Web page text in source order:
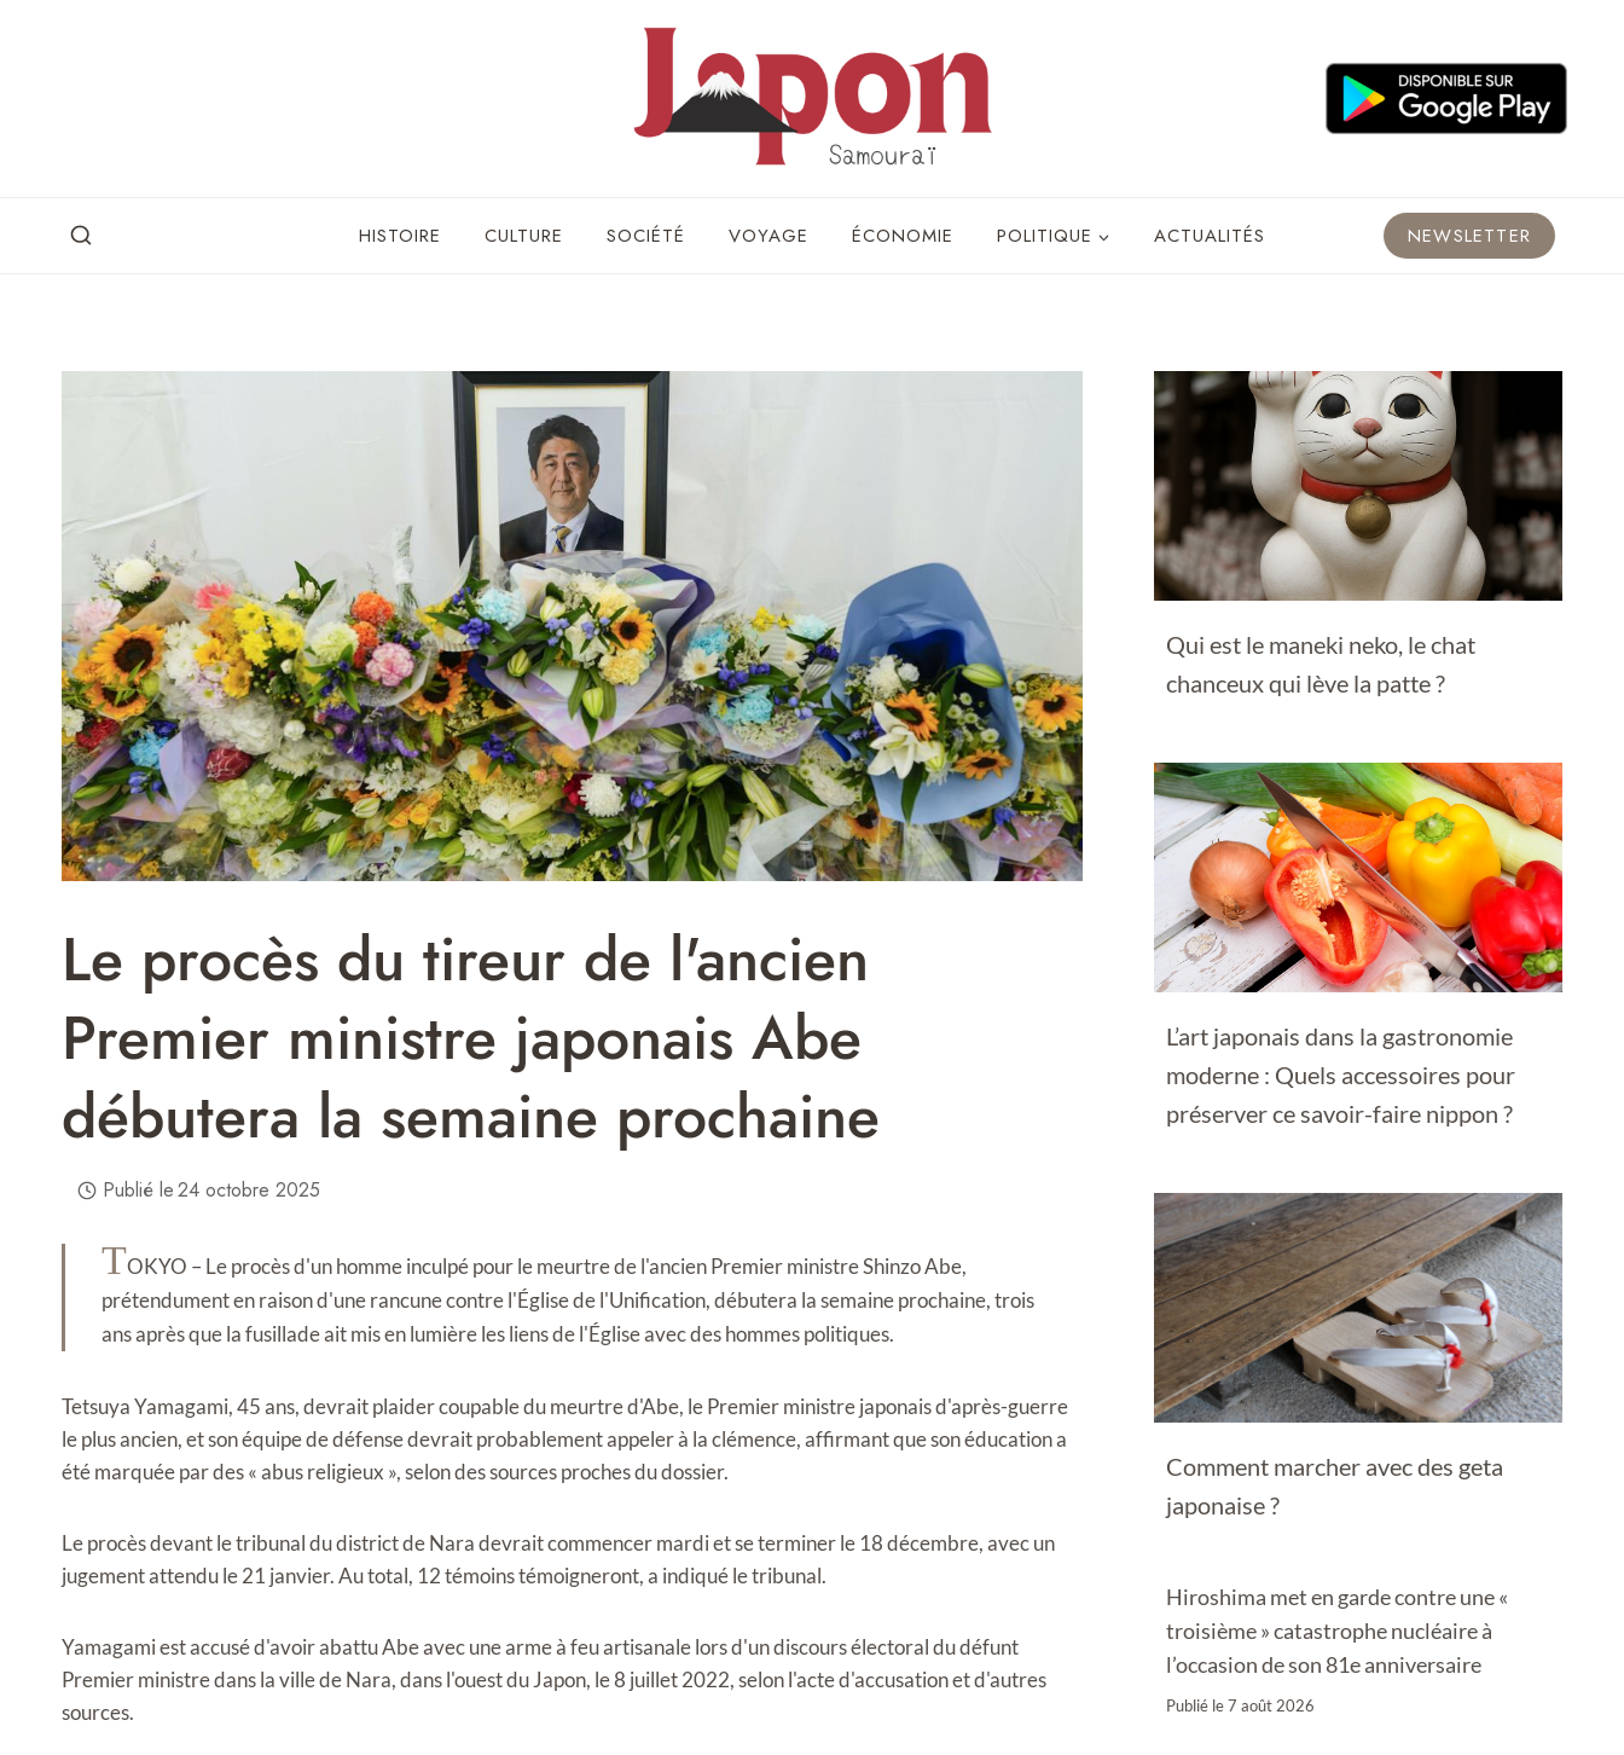
HISTOIRE CULTURE SOCIÉTÉ VOYAGE ÉCONOMIE POLITIQUE ACTUALITÉS NEWSLETTER
Le procès du tireur de l'ancien
Premier ministre japonais Abe
débutera la semaine prochaine
Publié le24 octobre 2025
TOKYO – Le procès d'un homme inculpé pour le meurtre de l'ancien Premier ministre Shinzo Abe,
prétendument en raison d'une rancune contre l'Église de l'Unification, débutera la semaine prochaine, trois
ans après que la fusillade ait mis en lumière les liens de l'Église avec des hommes politiques.
Tetsuya Yamagami, 45 ans, devrait plaider coupable du meurtre d'Abe, le Premier ministre japonais d'après-guerre
le plus ancien, et son équipe de défense devrait probablement appeler à la clémence, affirmant que son éducation a
été marquée par des « abus religieux », selon des sources proches du dossier.
Le procès devant le tribunal du district de Nara devrait commencer mardi et se terminer le 18 décembre, avec un
jugement attendu le 21 janvier. Au total, 12 témoins témoigneront, a indiqué le tribunal.
Yamagami est accusé d'avoir abattu Abe avec une arme à feu artisanale lors d'un discours électoral du défunt
Premier ministre dans la ville de Nara, dans l'ouest du Japon, le 8 juillet 2022, selon l'acte d'accusation et d'autres
sources.
Qui est le maneki neko, le chat
chanceux qui lève la patte ?
L’art japonais dans la gastronomie
moderne : Quels accessoires pour
préserver ce savoir-faire nippon ?
Comment marcher avec des geta
japonaise ?
Hiroshima met en garde contre une «
troisième » catastrophe nucléaire à
l’occasion de son 81e anniversaire
Publié le7 août 2026